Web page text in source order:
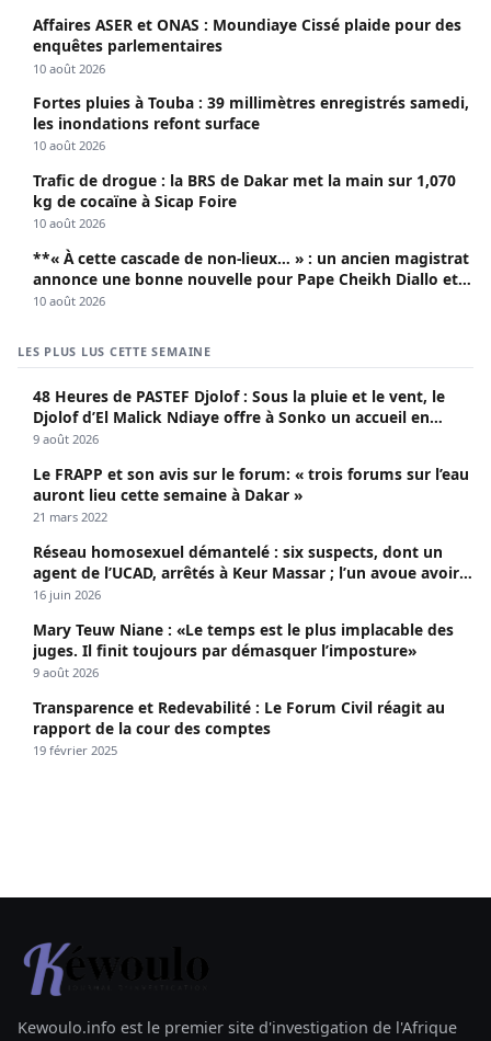
Affaires ASER et ONAS : Moundiaye Cissé plaide pour des
enquêtes parlementaires
10 août 2026
Fortes pluies à Touba : 39 millimètres enregistrés samedi,
les inondations refont surface
10 août 2026
Trafic de drogue : la BRS de Dakar met la main sur 1,070
kg de cocaïne à Sicap Foire
10 août 2026
**« À cette cascade de non-lieux… » : un ancien magistrat
annonce une bonne nouvelle pour Pape Cheikh Diallo et
Cie**
10 août 2026
LES PLUS LUS CETTE SEMAINE
48 Heures de PASTEF Djolof : Sous la pluie et le vent, le
Djolof d’El Malick Ndiaye offre à Sonko un accueil en
apothéose
9 août 2026
Le FRAPP et son avis sur le forum: « trois forums sur l’eau
auront lieu cette semaine à Dakar »
21 mars 2022
Réseau homosexuel démantelé : six suspects, dont un
agent de l’UCAD, arrêtés à Keur Massar ; l’un avoue avoir
propagé le VIH depuis 2018
16 juin 2026
Mary Teuw Niane : «Le temps est le plus implacable des
juges. Il finit toujours par démasquer l’imposture»
9 août 2026
Transparence et Redevabilité : Le Forum Civil réagit au
rapport de la cour des comptes
19 février 2025
Kewoulo.info est le premier site d'investigation de l'Afrique